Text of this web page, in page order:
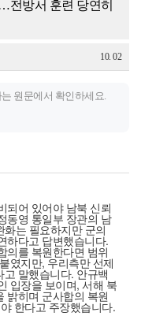
전방서 훈련 당연히
10. 02
원문에서 확인하세요.
되어 있어야 남북 신뢰
동영 통일부 장관의 남
화는 필요하지만 군의
하다고 답변했습니다.
의를 복원한다면 범위
였지만, 우리측만 선제
말했습니다. 안규백
입장을 보이며, 서해 북
밝히며 군사합의 복원
한다고 주장했습니다.